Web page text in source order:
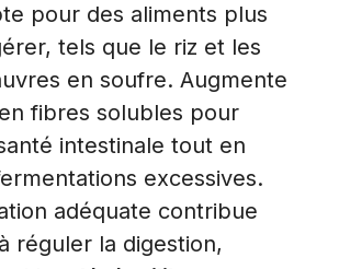
pour des aliments plus
tels que le riz et les
en soufre. Augmente
fibres solubles pour
intestinale tout en
excessives.
adéquate contribue
réguler la digestion,